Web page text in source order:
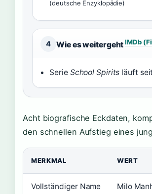
(deutsche Enzyklopädie)
4 Wie es weitergehtIMDb
Serie School Spirits läuft
Acht biografische Eckdaten,
den schnellen Aufstieg eines
MERKMAL WERT
Vollständiger Name Milo